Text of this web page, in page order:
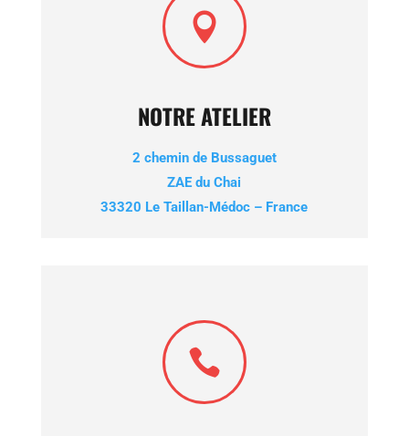

NOTRE ATELIER
2 chemin de Bussaguet
ZAE du Chai
33320 Le Taillan-Médoc – France
